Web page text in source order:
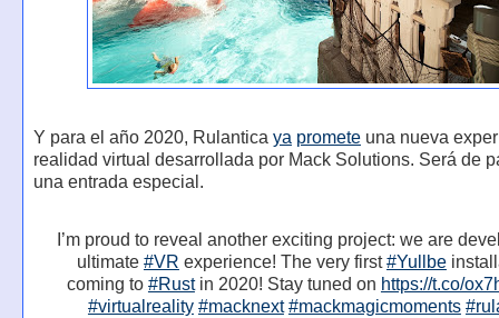
Y para el año 2020, Rulantica ya prometeuna nueva
realidad virtual desarrollada por Mack Solutions. Será de
una entrada especial.
I’m proud to reveal another exciting project: we are
ultimate #VR experience! The very first#Yullbe
coming to #Rustin 2020! Stay tuned on https://t.co/
#virtualreality #macknext #mackmagicmoments